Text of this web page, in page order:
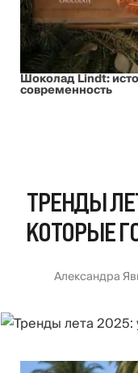
Шоколад Lindt:
современность
ТРЕНДЫ
КОТОРЫЕ
Александра